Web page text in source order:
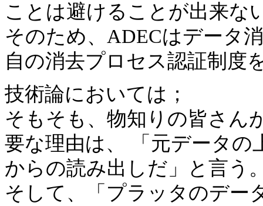
ことは避けることが出来な
そのため、ADECはデータ
自の消去プロセス認証制度
技術論においては；
そもそも、物知りの皆さん
要な理由は、 「元データ
からの読み出しだ」と言う
そして、「プラッタのデー